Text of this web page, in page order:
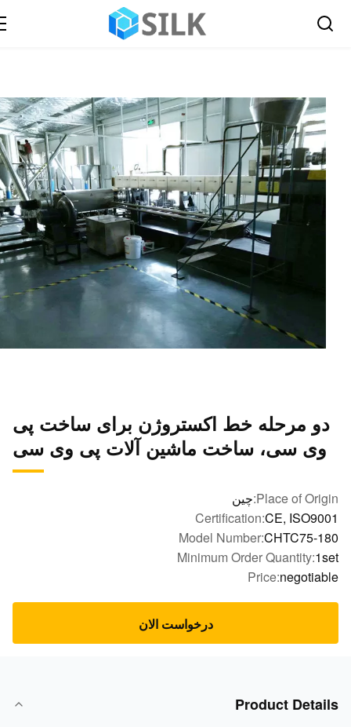
مرحله خط اکستروژن برای ساخت پی
وی سی، ساخت ماشین آلات پی وی سی
Place ofچین
Certification: CE,
Model Number:CHTC75-
Minimum Order Quantity:
Price:
درخواست الان
Product